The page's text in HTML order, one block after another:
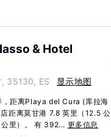
& Hotel
35130, ES 显示地图
，距离Playa del Cura (库拉海
距离莫甘港 7.8 英里（12.5 公
里）。 有 392... 更多信息